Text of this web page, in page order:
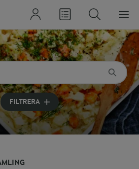
förslag
FILTRERA